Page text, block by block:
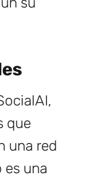
que
una red
es una